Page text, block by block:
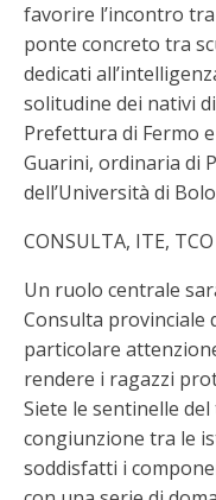
favorire l’incontro
ponte concreto tra
dedicati
solitudine dei nativi
Prefettura di Fermo
Guarini, ordinaria di
dell’Università di
CONSULTA, ITE, TCO
Un ruolo centrale
Consulta provinciale
particolare
rendere i ragazzi
Siete le sentinelle
congiunzione tra le
soddisfatti i